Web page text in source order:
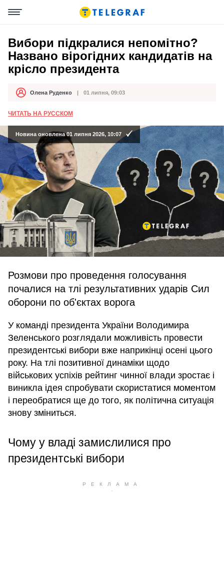
Вибори підкралися непомітно?
Названо вірогідних кандидатів на
крісло президента
АвторОлена Руденко
Дата публікації 01 липня, 09:03
ЧИТАТЬ НА РУССКОМ
Новина оновлена 01 липня 2026, 10:07
Розмови про проведення голосування
почалися на тлі результативних ударів Сил
оборони по об'єктах ворога
У команді президента України Володимира
Зеленського розглядали можливість провести
президентські вибори вже наприкінці осені цього
року. На тлі позитивної динаміки щодо
військових успіхів рейтинг чинної влади зростає і
виникла ідея спробувати скористатися моментом
і переобратися ще до того, як політична ситуація
знову зміниться.
Чому у владі замислилися про
президентські вибори